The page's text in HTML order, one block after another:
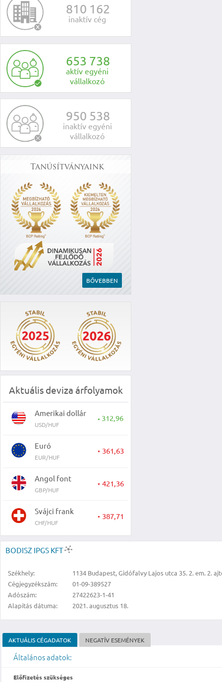
810 162
inaktív cég
653 738
aktív egyéni
vállalkozó
950 538
inaktív egyéni
vállalkozó
Tanúsítványaink
BŐVEBBEN
Aktuális deviza árfolyamok
Amerikai dollár
USD/HUF
▲ 312,96
Euró
EUR/HUF
▼ 361,63
Angol font
GBP/HUF
▼ 421,36
Svájci frank
CHF/HUF
▼ 387,71
BODISZ IPGS KFT
Székhely:
1134 Budapest, Gidófalvy Lajos utca 35. 2. em. 2.
Cégjegyzékszám:
01-09-389527
Adószám:
27422623-1-41
Alapítás dátuma:
2021. augusztus 18.
AKTUÁLIS CÉGADATOK NEGATÍV ESEMÉNYEK
Általános adatok:
Előfizetés szükséges